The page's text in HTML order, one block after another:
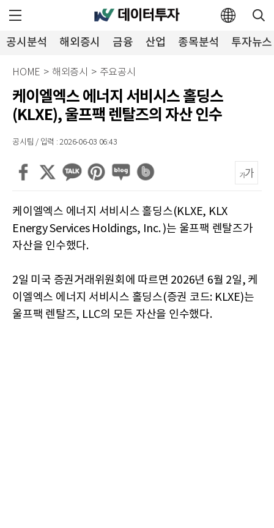
공시분석 해외증시 금융 산업 종목분석 투자뉴스
HOME > 해외증시 > 주요공시
케이엘엑스 에너지 서비시스 홀딩스
(KLXE), 울프팩 렌탈즈의 자산 인수
공시팀 / 입력 : 2026-06-03 06:43
케이엘엑스 에너지 서비시스 홀딩스(KLXE, KLX
Energy Services Holdings, Inc. )는 울프팩 렌탈즈가
자산을 인수했다.
2일 미국 증권거래위원회에 따르면 2026년 6월 2일, 케
이엘엑스 에너지 서비시스 홀딩스(증권 코드: KLXE)는
울프팩 렌탈즈, LLC의 모든 자산을 인수했다.